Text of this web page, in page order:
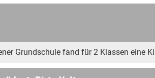
Grundschule fand für 2 Klassen eine